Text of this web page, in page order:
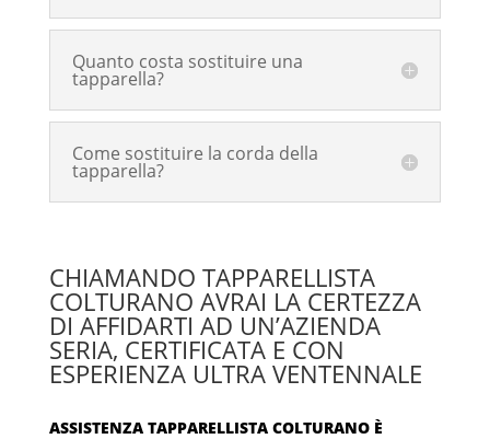
Quanto costa sostituire una
tapparella?
Come sostituire la corda della
tapparella?
CHIAMANDO TAPPARELLISTA
COLTURANO AVRAI LA CERTEZZA
DI AFFIDARTI AD UN’AZIENDA
SERIA, CERTIFICATA E CON
ESPERIENZA ULTRA VENTENNALE
ASSISTENZA TAPPARELLISTA COLTURANO È